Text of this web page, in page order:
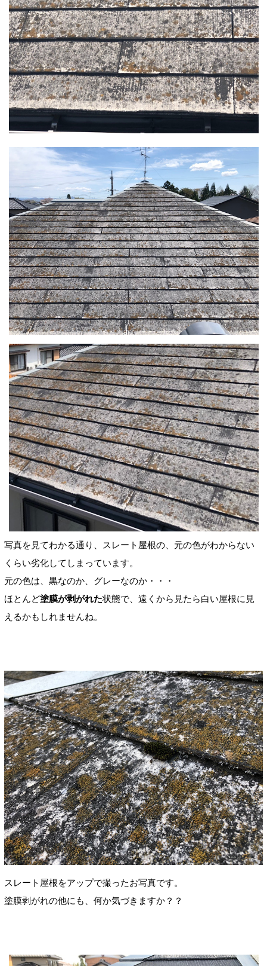
写真を見てわかる通り、スレート屋根の、元の色がわからない
くらい劣化してしまっています。
元の色は、黒なのか、グレーなのか・・・
ほとんど塗膜が剥がれた状態で、遠くから見たら白い屋根に見
えるかもしれませんね。
スレート屋根をアップで撮ったお写真です。
塗膜剥がれの他にも、何か気づきますか？？